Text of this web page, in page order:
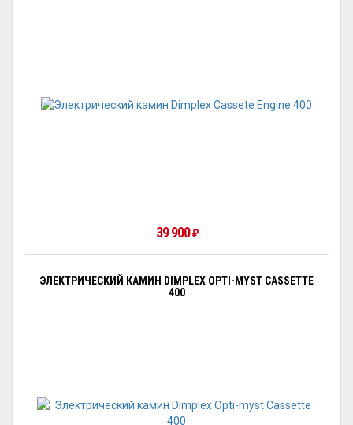
39 900₽
ЭЛЕКТРИЧЕСКИЙ КАМИН DIMPLEX OPTI-MYST CASSETTE
400